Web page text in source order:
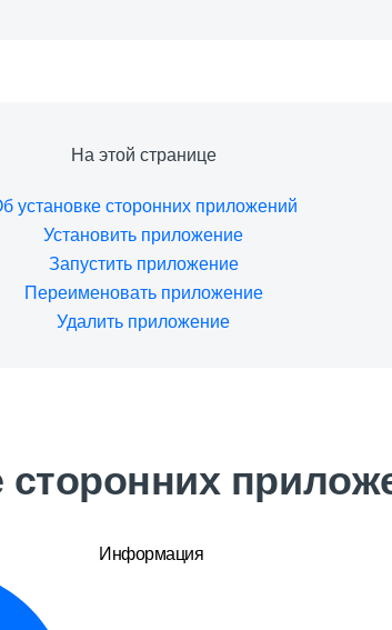
На этой странице
установке сторонних приложений
Установить приложение
Запустить приложение
Переименовать приложение
Удалить приложение
сторонних
Информация